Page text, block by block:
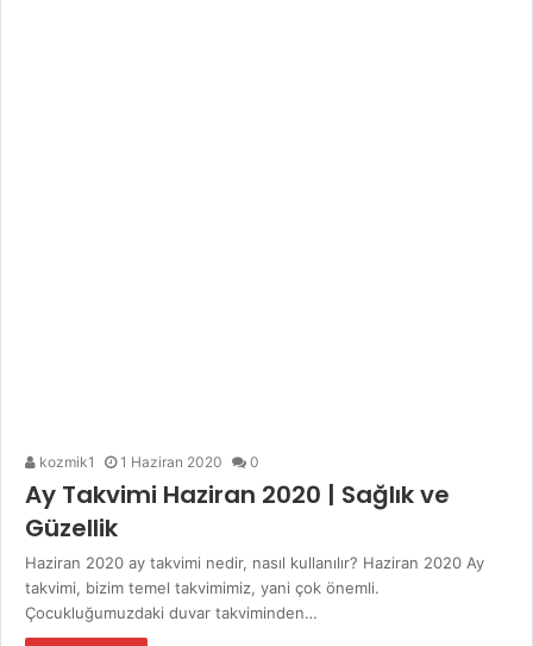
kozmik1 1 Haziran 2020 0
Ay Takvimi Haziran 2020 | Sağlık ve
Güzellik
Haziran 2020 ay takvimi nedir, nasıl kullanılır? Haziran 2020 Ay
takvimi, bizim temel takvimimiz, yani çok önemli.
Çocukluğumuzdaki duvar takviminden…